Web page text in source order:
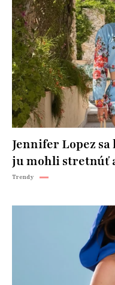
Jennifer Lopez
ju mohli stretnúť
Trendy